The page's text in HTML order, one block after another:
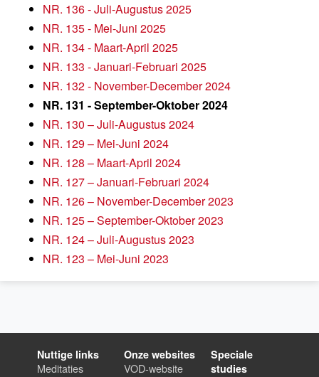
NR. 136 - Juli-Augustus 2025
NR. 135 - Mei-Juni 2025
NR. 134 - Maart-April 2025
NR. 133 - Januari-Februari 2025
NR. 132 - November-December 2024
NR. 131 - September-Oktober 2024
NR. 130 – Juli-Augustus 2024
NR. 129 – Mei-Juni 2024
NR. 128 – Maart-April 2024
NR. 127 – Januari-Februari 2024
NR. 126 – November-December 2023
NR. 125 – September-Oktober 2023
NR. 124 – Juli-Augustus 2023
NR. 123 – Mei-Juni 2023
Nuttige links
Meditaties
Onze websites
VOD-website
Speciale
studies